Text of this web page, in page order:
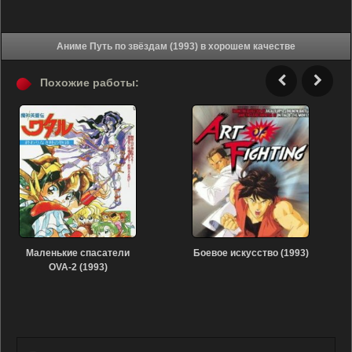
Аниме Путь по звёздам (1993) в хорошем качестве
Похожие работы:
Маленькие спасатели
OVA-2 (1993)
Боевое искусство (1993)